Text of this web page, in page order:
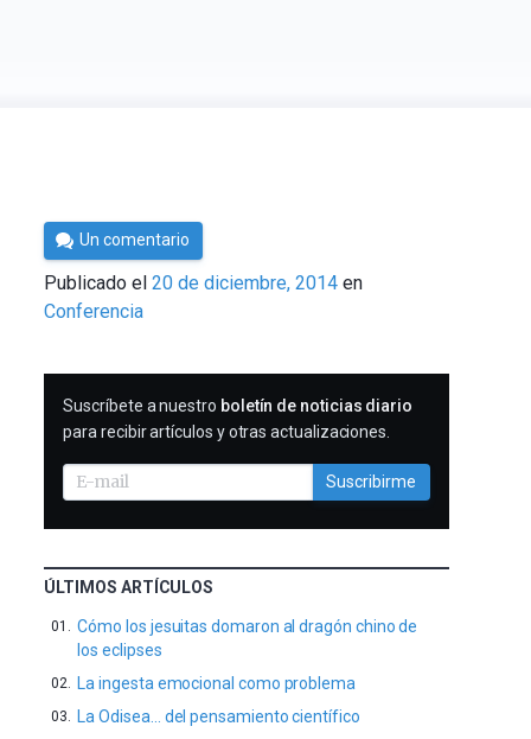
Por
César
Tomé
Un comentario
Publicado el20 de diciembre, 2014 en
Conferencia
SUSCRIBIRME
Suscríbete a nuestro boletín de noticias diario
para recibir artículos y otras actualizaciones.
Suscribirme
ÚLTIMOS ARTÍCULOS
Cómo los jesuitas domaron al dragón chino de
los eclipses
La ingesta emocional como problema
La Odisea… del pensamiento científico